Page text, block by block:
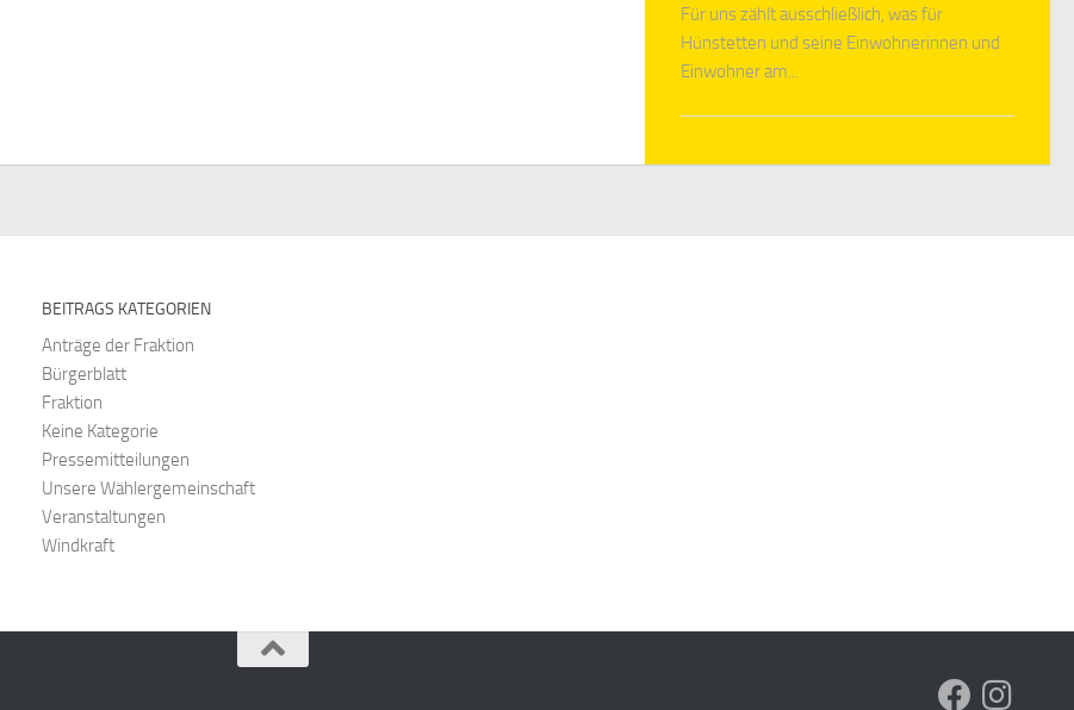
Für uns zählt ausschließlich, was für
Hünstetten und seine Einwohnerinnen und
Einwohner am...
BEITRAGS KATEGORIEN
Anträge der Fraktion
Bürgerblatt
Fraktion
Keine Kategorie
Pressemitteilungen
Unsere Wählergemeinschaft
Veranstaltungen
Windkraft